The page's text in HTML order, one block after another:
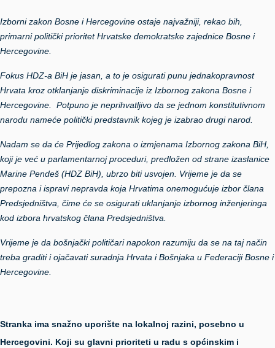
Izborni zakon Bosne i Hercegovine ostaje najvažniji, rekao bih,
primarni politički prioritet Hrvatske demokratske zajednice Bosne i
Hercegovine.
Fokus HDZ-a BiH je jasan, a to je osigurati punu jednakopravnost
Hrvata kroz otklanjanje diskriminacije iz Izbornog zakona Bosne i
Hercegovine. Potpuno je neprihvatljivo da se jednom konstitutivnom
narodu nameće politički predstavnik kojeg je izabrao drugi narod.
Nadam se da će Prijedlog zakona o izmjenama Izbornog zakona BiH,
koji je već u parlamentarnoj proceduri, predložen od strane izaslanice
Marine Pendeš (HDZ BiH), ubrzo biti usvojen. Vrijeme je da se
prepozna i ispravi nepravda koja Hrvatima onemogućuje izbor člana
Predsjedništva, čime će se osigurati uklanjanje izbornog inženjeringa
kod izbora hrvatskog člana Predsjedništva.
Vrijeme je da bošnjački političari napokon razumiju da se na taj način
treba graditi i ojačavati suradnja Hrvata i Bošnjaka u Federaciji Bosne i
Hercegovine.
Stranka ima snažno uporište na lokalnoj razini, posebno u
Hercegovini. Koji su glavni prioriteti u radu s općinskim i